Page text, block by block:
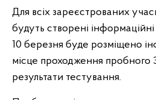
Для всіх зареєстрованих
будуть створені
10 березня буде розміщено
місце проходження пробного
результати тестування.